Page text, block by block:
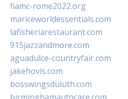
fiamc-rome2022.org
mariceworldessentials.com
lafisheriarestaurant.com
915jazzandmore.com
aguadulce-countryfair.com
jakehovis.com
bosswingsduluth.com